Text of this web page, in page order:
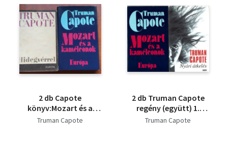
2 db Capote
könyv:Mozart és a
kaméleonok
Truman Capote
2 db Truman Capote
regény (együtt) 1.
Nyári átkelés, 2.
Truman Capote